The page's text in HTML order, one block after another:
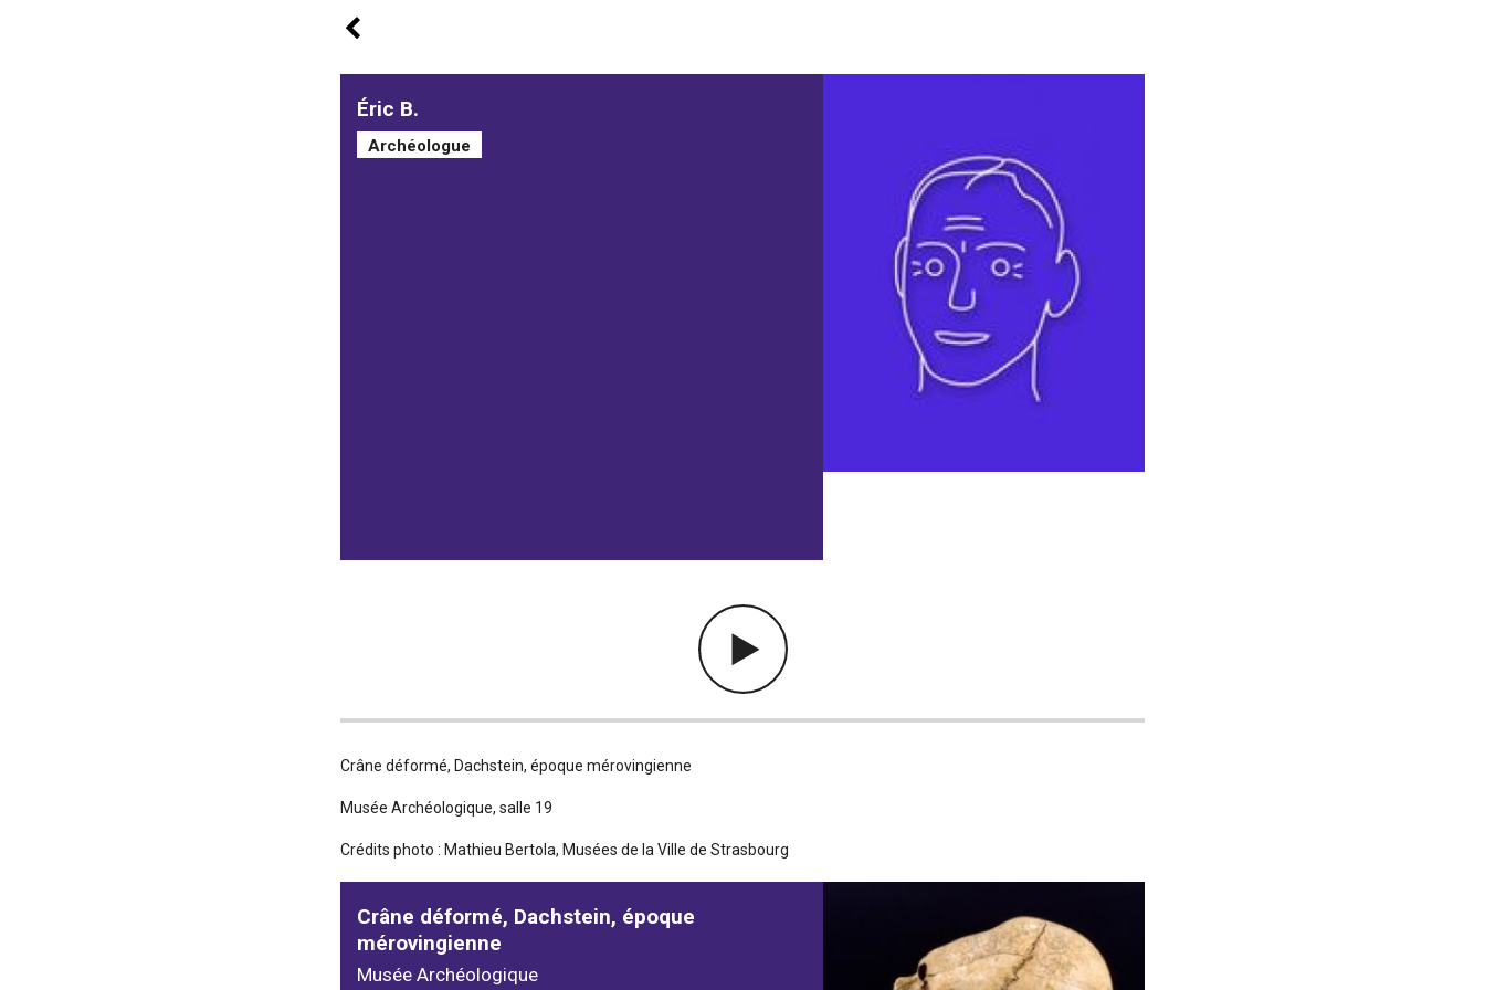
Éric B.
Archéologue
Crâne déformé, Dachstein, époque mérovingienne
Musée Archéologique, salle 19
Crédits photo : Mathieu Bertola, Musées de la Ville de Strasbourg
Crâne déformé, Dachstein, époque
mérovingienne
Musée Archéologique